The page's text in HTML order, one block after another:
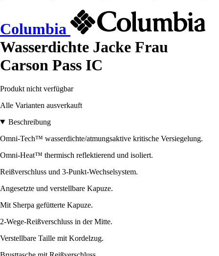
Columbia
Wasserdichte Jacke Frau
Carson Pass IC
Produkt nicht verfügbar
Alle Varianten ausverkauft
Beschreibung
Omni-Tech™ wasserdichte/atmungsaktive kritische Versiegelung.
Omni-Heat™ thermisch reflektierend und isoliert.
Reißverschluss und 3-Punkt-Wechselsystem.
Angesetzte und verstellbare Kapuze.
Mit Sherpa gefütterte Kapuze.
2-Wege-Reißverschluss in der Mitte.
Verstellbare Taille mit Kordelzug.